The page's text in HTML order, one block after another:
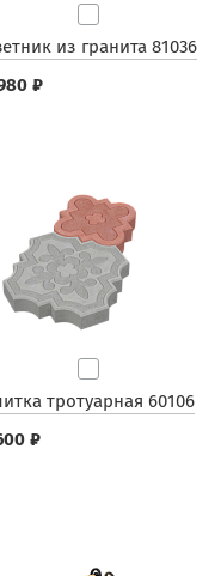
из гранита 81036
₽
тротуарная 60106
₽